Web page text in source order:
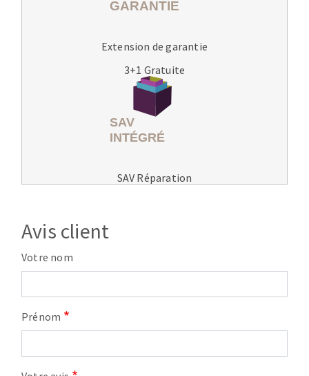
Extension de garantie
3+1 Gratuite
SAV Réparation
Avis client
Votre nom
Prénom